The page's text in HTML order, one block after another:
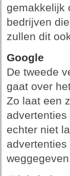
gemakkelijk
bedrijven
zullen dit
Google
De tweede
gaat over
Zo laat een
echter niet